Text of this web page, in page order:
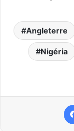
Angleterre
Nigéria